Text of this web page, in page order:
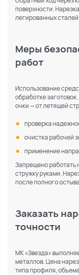
поверхности.
легированных
Меры
работ
Использование
обработке
очки — от летящей
проверка
очистка рабочей
применение
Запрещено работать
стружку руками.
после полного
Заказать
точности
МК «Звезда»
металлов. Цена
типа профиля,
По каталогу